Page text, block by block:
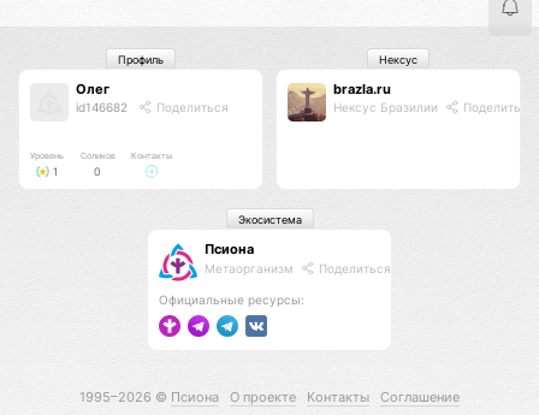
Олег
id146682 Поделиться
Уровень
1
Соликов
0
Контакты
Профиль
brazla.ru
Нексус Бразилии Поделиться
Нексус
Псиона
Метаорганизм Поделиться
Официальные ресурсы:
Экосистема
1995–2026 © Псиона О проекте Контакты Соглашение